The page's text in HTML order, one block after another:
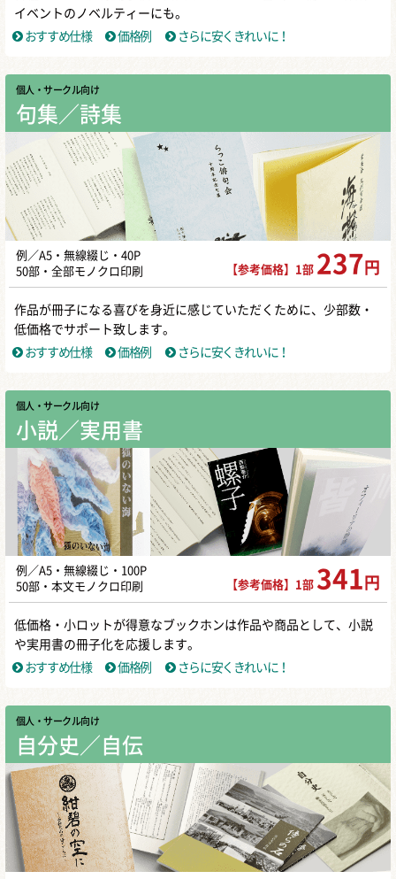
イベントのノベルティーにも。
おすすめ仕様
価格例 さらに安くきれいに！
個人・サークル向け
句集／詩集
例／A5・無線綴じ・40P
50部・全部モノクロ印刷
【参考価格】1部 237 円
作品が冊子になる喜びを身近に感じていただくために、少部数・
低価格でサポート致します。
おすすめ仕様
価格例 さらに安くきれいに！
個人・サークル向け
小説／実用書
例／A5・無線綴じ・100P
50部・本文モノクロ印刷
【参考価格】1部 341 円
低価格・小ロットが得意なブックホンは作品や商品として、小説
や実用書の冊子化を応援します。
おすすめ仕様
価格例 さらに安くきれいに！
個人・サークル向け
自分史／自伝